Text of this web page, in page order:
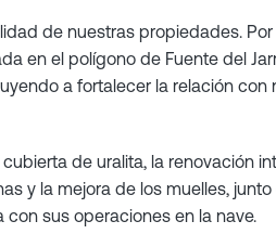
de nuestras propiedades.
el polígono de Fuente del
a fortalecer la relación
de uralita, la renovación
y la mejora de los muelles,
con sus operaciones en la nave.